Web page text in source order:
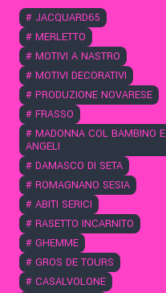
# JACQUARD65
# MERLETTO
# MOTIVI A NASTRO
# MOTIVI DECORATIVI
# PRODUZIONE NOVARESE
# FRASSO
# MADONNA COL BAMBINO E
ANGELI
# DAMASCO DI SETA
# ROMAGNANO SESIA
# ABITI SERICI
# RASETTO INCARNITO
# GHEMME
# GROS DE TOURS
# CASALVOLONE